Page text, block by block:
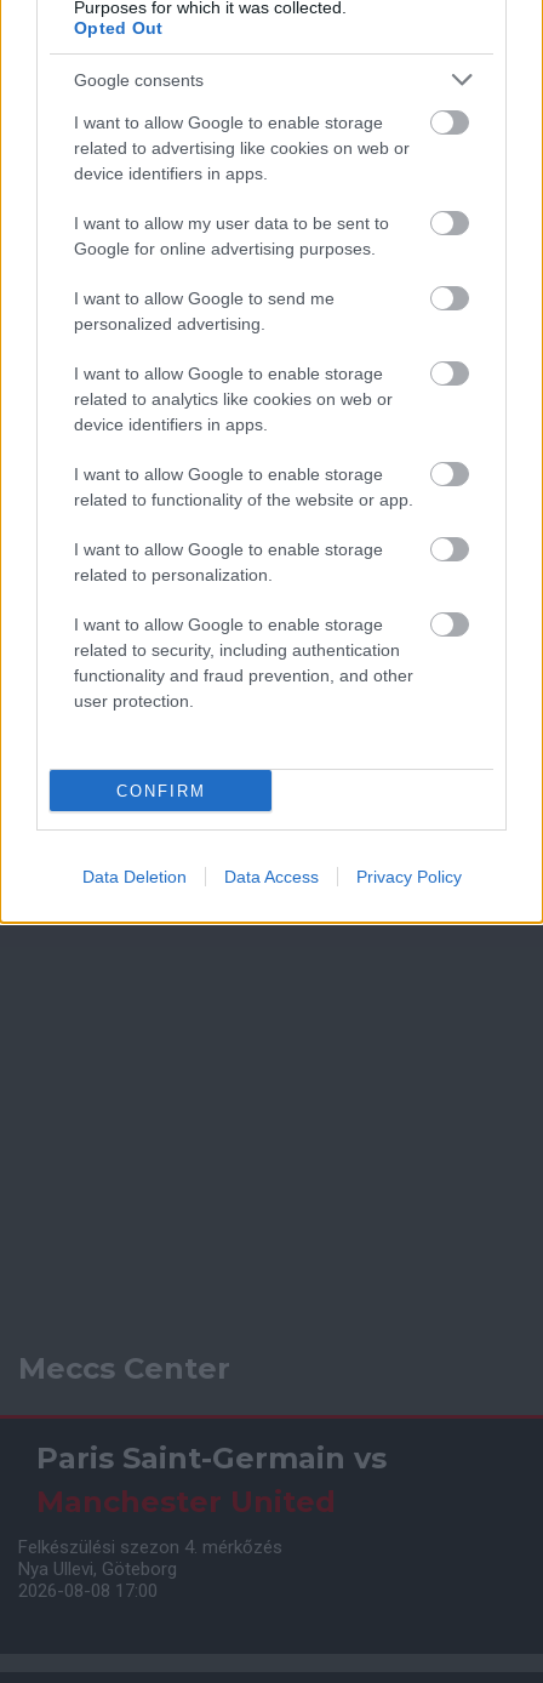
Purposes for which it was collected.
Opted Out
Google consents
I want to allow Google to enable storage
related to advertising like cookies on web or
device identifiers in apps.
I want to allow my user data to be sent to
Google for online advertising purposes.
I want to allow Google to send me
personalized advertising.
I want to allow Google to enable storage
related to analytics like cookies on web or
device identifiers in apps.
I want to allow Google to enable storage
related to functionality of the website or app.
I want to allow Google to enable storage
related to personalization.
I want to allow Google to enable storage
related to security, including authentication
functionality and fraud prevention, and other
user protection.
CONFIRM
Data Deletion Data Access Privacy Policy
Meccs Center
Paris Saint-Germain vs
Manchester United
Felkészülési szezon 4. mérkőzés
Nya Ullevi, Göteborg
2026-08-08 17:00